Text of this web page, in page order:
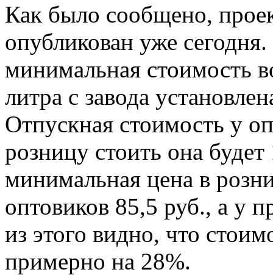
Как было сообщено,
опубликован уже
минимальная стоимость
литра с завода
Отпускная стоимость у
розницу стоить она
минимальная цена в
оптовиков 85,5 руб., а у
из этого видно, что
примерно на 28%.